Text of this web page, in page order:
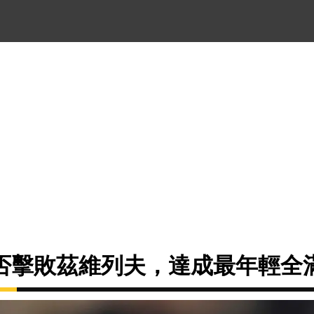
擊敗茲維列夫，達成最年輕全